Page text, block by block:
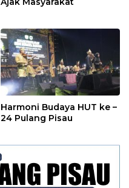
Harmoni Budaya HUT ke –
24 Pulang Pisau